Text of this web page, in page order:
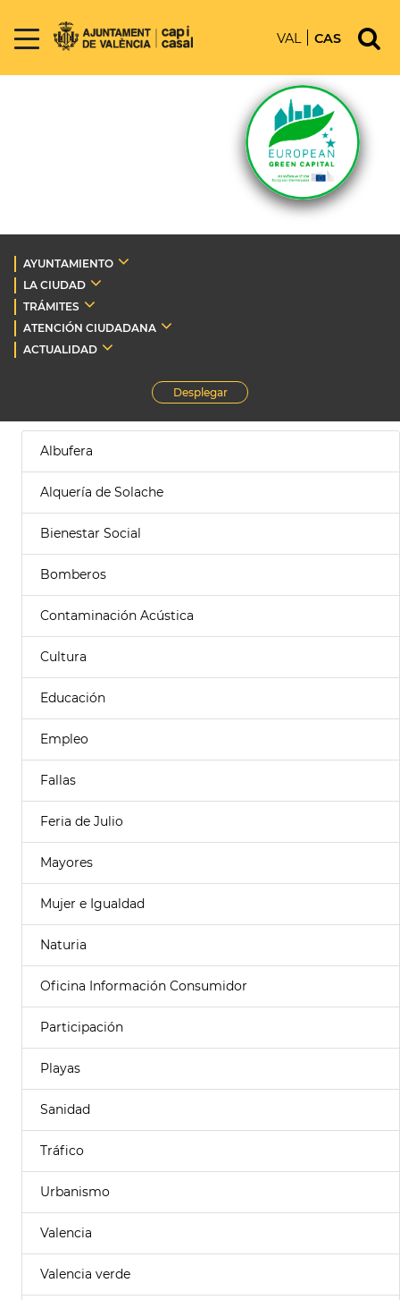
VAL CAS
AYUNTAMIENTO
LA CIUDAD
TRÁMITES
ATENCIÓN CIUDADANA
ACTUALIDAD
Desplegar
Albufera
Alquería de Solache
Bienestar Social
Bomberos
Contaminación Acústica
Cultura
Educación
Empleo
Fallas
Feria de Julio
Mayores
Mujer e Igualdad
Naturia
Oficina Información Consumidor
Participación
Playas
Sanidad
Tráfico
Urbanismo
Valencia
Valencia verde